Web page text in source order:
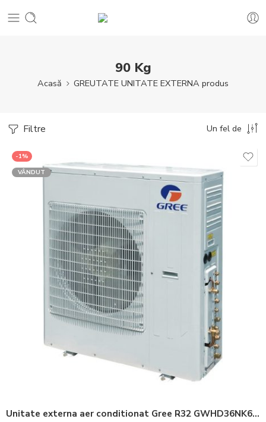
90 Kg
Acasă GREUTATE UNITATE EXTERNA produs
Filtre Un fel de
-1%
VÂNDUT
Unitate externa aer conditionat Gree R32 GWHD36NK6LO Inverter 36000 BTU